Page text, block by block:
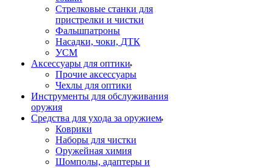
Стрелковые станки для
пристрелки и чистки
Фальшпатроны
Насадки, чоки, ДТК
УСМ
Аксессуары для оптики
Прочие аксессуары
Чехлы для оптики
Инструменты для обслуживания
оружия
Средства для ухода за оружием
Коврики
Наборы для чистки
Оружейная химия
Шомполы, адаптеры и